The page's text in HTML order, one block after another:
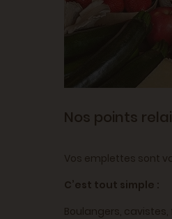
Nos points
Vos emplettes sont
C’est tout simple :
Boulangers,